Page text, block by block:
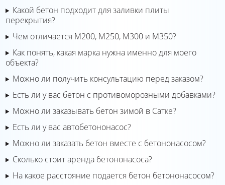
Какой бетон подходит для заливки плиты
перекрытия?
Чем отличается М200, М250, М300 и М350?
Как понять, какая марка нужна именно для моего
объекта?
Можно ли получить консультацию перед заказом?
Есть ли у вас бетон с противоморозными добавками?
Можно ли заказывать бетон зимой в Сатке?
Есть ли у вас автобетононасос?
Можно ли заказать бетон вместе с бетононасосом?
Сколько стоит аренда бетононасоса?
На какое расстояние подается бетон бетононасосом?